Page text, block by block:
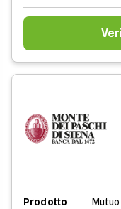
Prodotto